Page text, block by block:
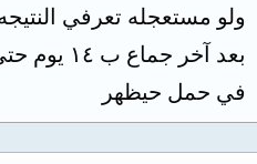
ولو مستعجله تعرفي
بعد آخر
في حمل حيظهر